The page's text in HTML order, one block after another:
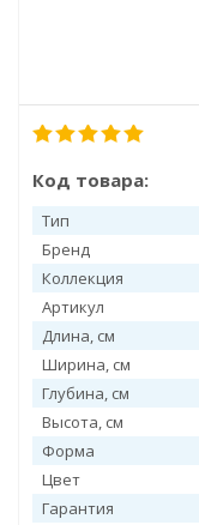
Код товара:
Тип
Бренд
Коллекция
Артикул
Длина, см
Ширина, см
Глубина, см
Высота, см
Форма
Цвет
Гарантия